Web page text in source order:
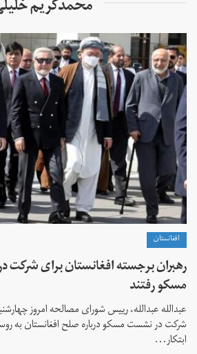
محمدکریم
افغانستان
رهبران برجسته افغانستان برای
مسکو رفتند
عبدالله عبدالله، رییس شورای مصالحه امروز
شرکت در نشست مسکو درباره صلح افغانستان به
ابتکار...